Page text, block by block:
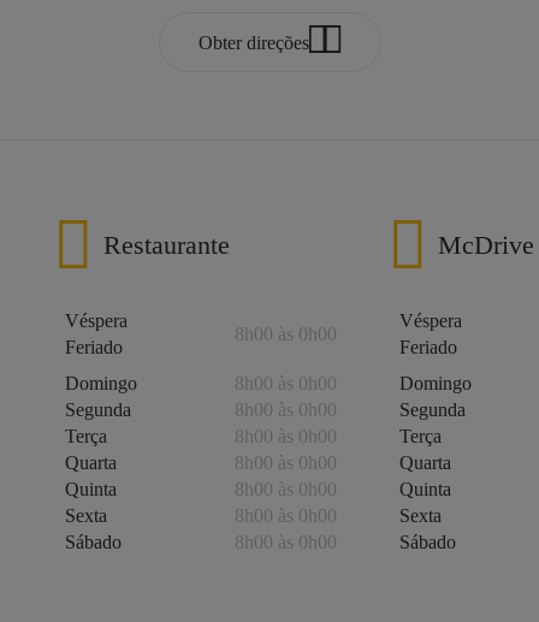
Obter direções
Restaurante
Véspera
Feriado
8h00 às 0h00
Domingo
8h00 às 0h00
Segunda
8h00 às 0h00
Terça
8h00 às 0h00
Quarta
8h00 às 0h00
Quinta
8h00 às 0h00
Sexta
8h00 às 0h00
Sábado
8h00 às 0h00
McDrive
Véspera
Feriado
Domingo
Segunda
Terça
Quarta
Quinta
Sexta
Sábado